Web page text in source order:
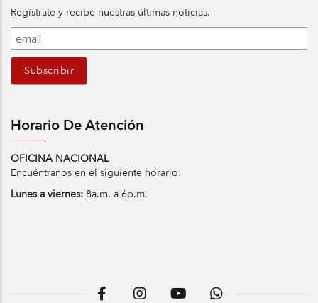
Regístrate y recibe nuestras últimas noticias.
Horario De Atención
OFICINA NACIONAL
Encuéntranos en el siguiente horario:
Lunes a viernes: 8a.m. a 6p.m.